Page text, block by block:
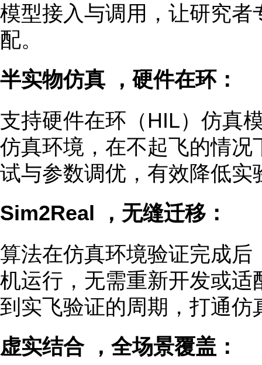
模型接入与调用，让研究
配。
半实物仿真 ，硬件在环：
支持硬件在环（HIL）仿真
仿真环境，在不起飞的情
试与参数调优，有效降低实
Sim2Real ，无缝迁移：
算法在仿真环境验证完成
机运行，无需重新开发或
到实飞验证的周期，打通
虚实结合 ，全场景覆盖：